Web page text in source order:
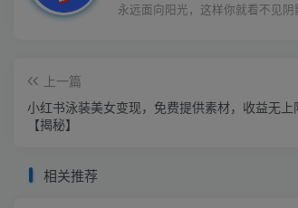
永远面向阳光，这样你就看不见阴
上一篇
小红书泳装美女变现，免费提供素材，收益无上
【揭秘】
相关推荐